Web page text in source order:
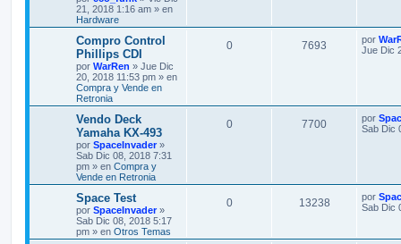
21, 2018 1:16 am » en
Hardware
Compro Control
Phillips CDI
por WarRen » Jue Dic
20, 2018 11:53 pm » en
Compra y Vende en
Retronia
0 7693 por
Jue Dic
Vendo Deck
Yamaha KX-493
por SpaceInvader »
Sab Dic 08, 2018 7:31
pm » en Compra y
Vende en Retronia
0 7700 por
Sab Dic
Space Test
por SpaceInvader»
Sab Dic 08, 2018 5:17
pm » en Otros Temas
0 13238 por
Sab Dic